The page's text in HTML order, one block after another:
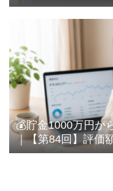
ースでよく聞く言
💰貯金1000万円か
｜【第84回】評価
｜長期投資なのに